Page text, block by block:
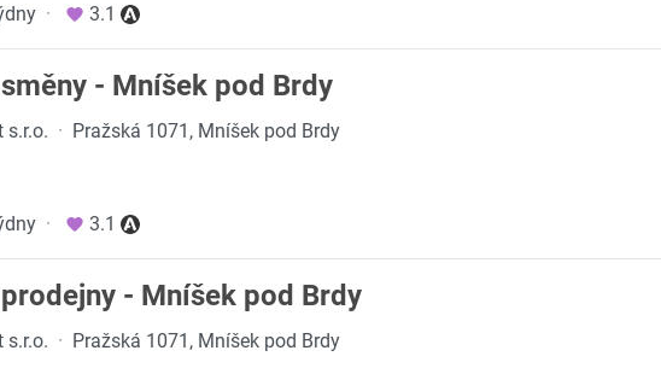
· 3.1
- Mníšek pod Brdy
s.r.o. · Pražská 1071, Mníšek pod Brdy
· 3.1
- Mníšek pod Brdy
s.r.o. · Pražská 1071, Mníšek pod Brdy